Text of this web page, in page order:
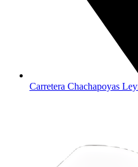
Carretera Chachapoyas